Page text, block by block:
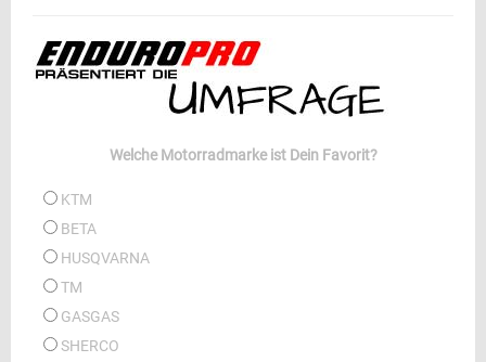
Welche Motorradmarke ist Dein Favorit?
KTM
BETA
HUSQVARNA
TM
GASGAS
SHERCO